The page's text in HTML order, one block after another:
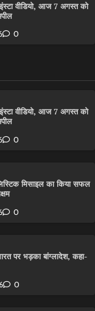
वीडियो, आज 7 अगस्त को
0
वीडियो, आज 7 अगस्त को
0
मिसाइल का किया सफल
0
पर भड़का बांग्लादेश, कहा-
0